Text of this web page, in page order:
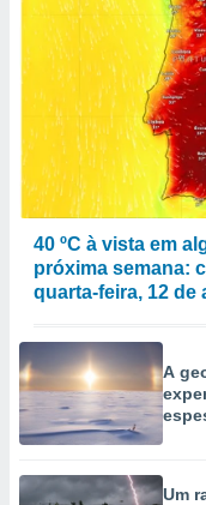
dados
através
e
de
1199
40 ºC à vista em
próxima semana:
quarta-feira, 12 de
A
Um